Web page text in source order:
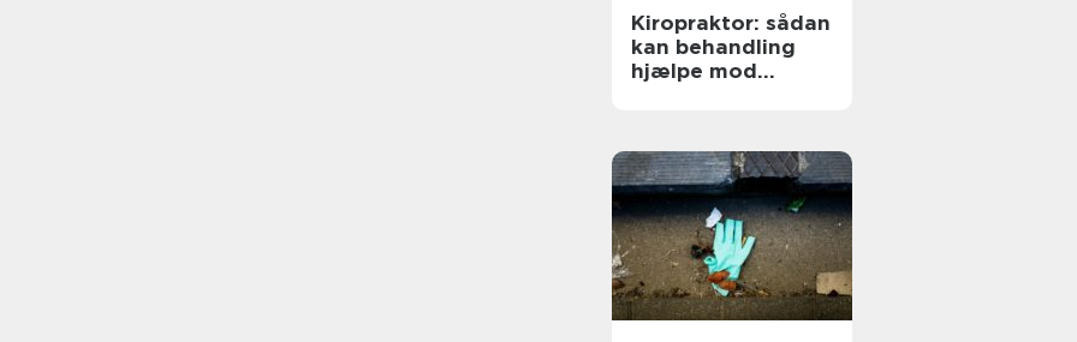
Kiropraktor: sådan
kan behandling
hjælpe mod